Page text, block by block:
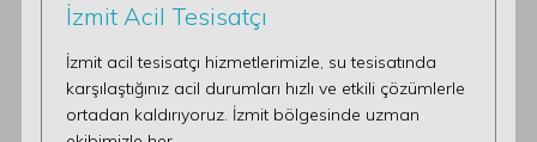
İzmit Acil Tesisatçı
İzmit acil tesisatçı hizmetlerimizle, su tesisatında
karşılaştığınız acil durumları hızlı ve etkili çözümlerle
ortadan kaldırıyoruz. İzmit bölgesinde uzman